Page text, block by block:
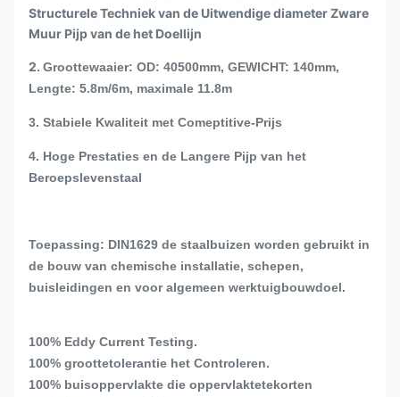
Structurele Techniek van de Uitwendige diameter Zware
Muur Pijp van de het Doellijn
2. Groottewaaier: OD: 40500mm, GEWICHT: 140mm,
Lengte: 5.8m/6m, maximale 11.8m
3. Stabiele Kwaliteit met Comeptitive-Prijs
4. Hoge Prestaties en de Langere Pijp van het
Beroepslevenstaal
Toepassing: DIN1629 de staalbuizen worden gebruikt in
de bouw van chemische installatie, schepen,
buisleidingen en voor algemeen werktuigbouwdoel.
100% Eddy Current Testing.
100% groottetolerantie het Controleren.
100% buisoppervlakte die oppervlaktetekorten